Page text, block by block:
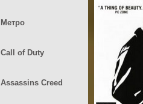
Метро
Call of Duty
Assassins Creed